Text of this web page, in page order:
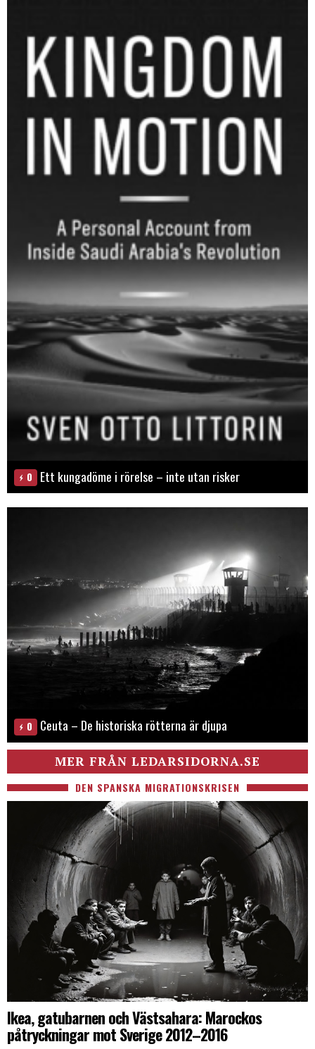
0 Ett kungadöme i rörelse – inte utan risker
0 Ceuta – De historiska rötterna är djupa
MER FRÅN LEDARSIDORNA.SE
DEN SPANSKA MIGRATIONSKRISEN
Ikea, gatubarnen och Västsahara: Marockos
påtryckningar mot Sverige 2012–2016